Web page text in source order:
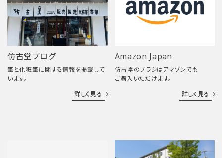
仿古堂ブログ
筆と化粧筆に関する情報を掲載して
います。
詳しく見る
Amazon Japan
仿古堂のブラシはアマゾンでも
ご購入いただけます。
詳しく見る